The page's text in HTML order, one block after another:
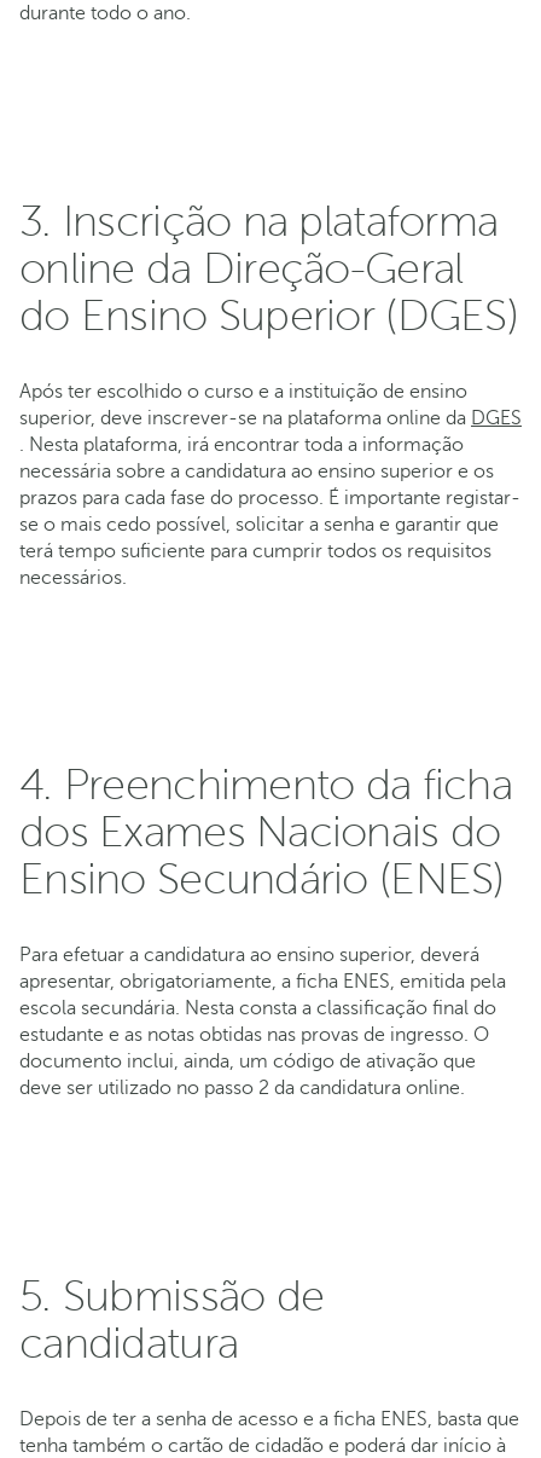
durante todo o ano.
3. Inscrição na plataforma
online da Direção-Geral
do Ensino Superior (DGES)
Após ter escolhido o curso e a instituição de ensino
superior, deve inscrever-se na plataforma online da DGES
. Nesta plataforma, irá encontrar toda a informação
necessária sobre a candidatura ao ensino superior e os
prazos para cada fase do processo. É importante registar-
se o mais cedo possível, solicitar a senha e garantir que
terá tempo suficiente para cumprir todos os requisitos
necessários.
4. Preenchimento da ficha
dos Exames Nacionais do
Ensino Secundário (ENES)
Para efetuar a candidatura ao ensino superior, deverá
apresentar, obrigatoriamente, a ficha ENES, emitida pela
escola secundária. Nesta consta a classificação final do
estudante e as notas obtidas nas provas de ingresso. O
documento inclui, ainda, um código de ativação que
deve ser utilizado no passo 2 da candidatura online.
5. Submissão de
candidatura
Depois de ter a senha de acesso e a ficha ENES, basta que
tenha também o cartão de cidadão e poderá dar início à